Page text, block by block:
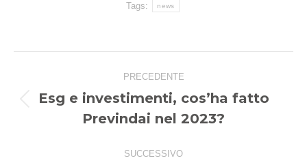
Tags: news
PRECEDENTE
Post
precedente:
Esg e investimenti, cos’ha fatto
Previndai nel 2023?
SUCCESSIVO